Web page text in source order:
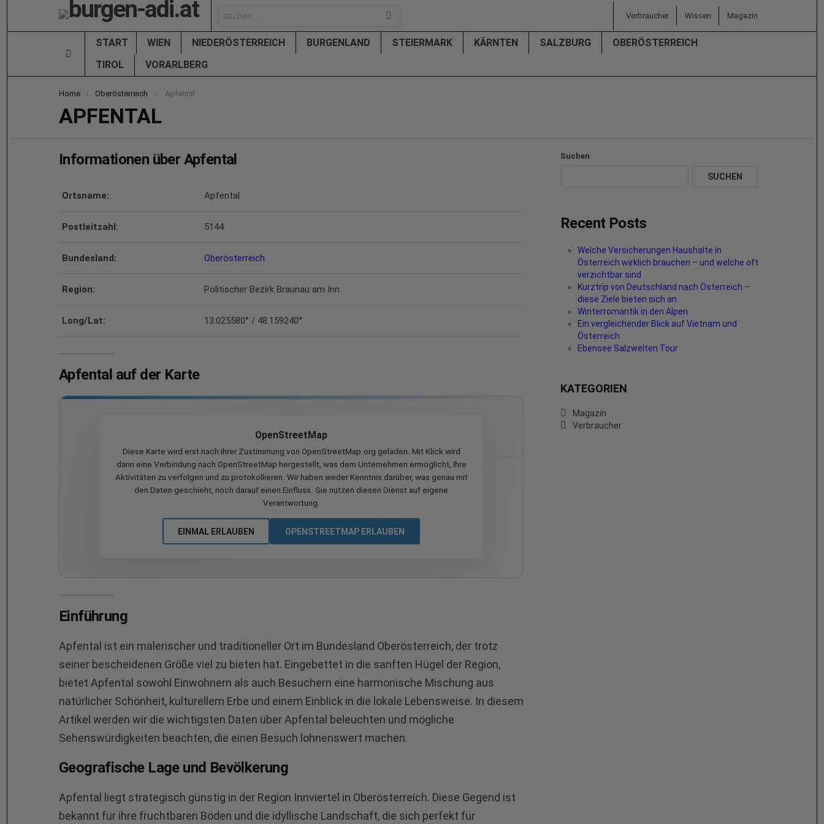
for:
Verbraucher Wissen Magazin
START WIEN NIEDERÖSTERREICH BURGENLAND STEIERMARK KÄRNTEN SALZBURG
OBERÖSTERREICH
TIROL
VORARLBERG
You are here:
Home Oberösterreich Apfental
APFENTAL
Informationen über Apfental
Ortsname: Apfental
Postleitzahl: 5144
Bundesland: Oberösterreich
Region: Politischer Bezirk Braunau am Inn
Long/Lat: 13.025580° / 48.159240°
Apfental auf der Karte
OpenStreetMap
Diese Karte wird erst nach Ihrer Zustimmung von OpenStreetMap.org geladen. Mit Klick wird
dann eine Verbindung nach OpenStreetMap hergestellt, was dem Unternehmen ermöglicht, Ihre
Aktivitäten zu verfolgen und zu protokollieren. Wir haben weder Kenntnis darüber, was genau mit
den Daten geschieht, noch darauf einen Einfluss. Sie nutzen diesen Dienst auf eigene
Verantwortung.
EINMAL ERLAUBEN OPENSTREETMAP ERLAUBEN
Einführung
Apfental ist ein malerischer und traditioneller Ort im Bundesland Oberösterreich, der trotz
seiner bescheidenen Größe viel zu bieten hat. Eingebettet in die sanften Hügel der Region,
bietet Apfental sowohl Einwohnern als auch Besuchern eine harmonische Mischung aus
natürlicher Schönheit, kulturellem Erbe und einem Einblick in die lokale Lebensweise. In diesem
Artikel werden wir die wichtigsten Daten über Apfental beleuchten und mögliche
Sehenswürdigkeiten beachten, die einen Besuch lohnenswert machen.
Geografische Lage und Bevölkerung
Apfental liegt strategisch günstig in der Region Innviertel in Oberösterreich. Diese Gegend ist
bekannt für ihre fruchtbaren Böden und die idyllische Landschaft, die sich perfekt für
Suchen
SUCHEN
Recent Posts
Welche Versicherungen Haushalte in
Österreich wirklich brauchen – und welche oft
verzichtbar sind
Kurztrip von Deutschland nach Österreich –
diese Ziele bieten sich an
Winterromantik in den Alpen
Ein vergleichender Blick auf Vietnam und
Österreich
Ebensee Salzwelten Tour
KATEGORIEN
Magazin
Verbraucher